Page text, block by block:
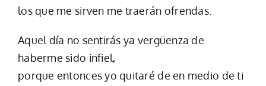
los que me sirven me traerán ofrendas.
Aquel día no sentirás ya vergüenza de
haberme sido infiel,
porque entonces yo quitaré de en medio de ti